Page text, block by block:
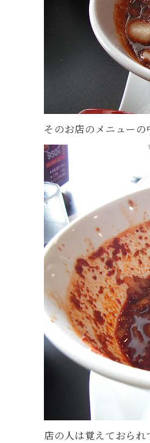
そのお店のメニュー
店の人は覚えておら